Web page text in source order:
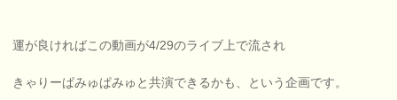
運が良ければこの動画が4/29のライブ上で流され
きゃりーぱみゅぱみゅと共演できるかも、という企画です。